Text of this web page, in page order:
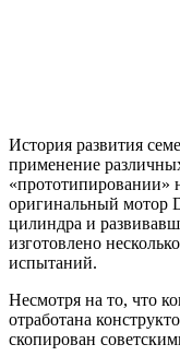
История развития
применение
«прототипировании»
оригинальный мотор
цилиндра и
изготовлено
испытаний.
Несмотря на то, что
отработана
скопирован